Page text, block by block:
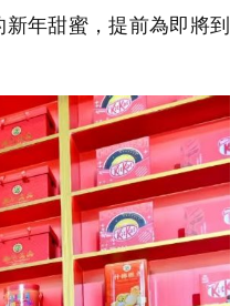
年甜蜜，提前為即將到